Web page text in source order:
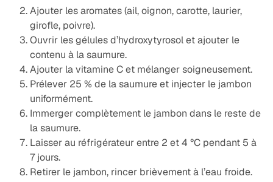
Ajouter les aromates (ail, oignon, carotte, laurier,
girofle, poivre).
Ouvrir les gélules d’hydroxytyrosol et ajouter le
contenu à la saumure.
Ajouter la vitamine C et mélanger soigneusement.
Prélever 25 % de la saumure et injecter le jambon
uniformément.
Immerger complètement le jambon dans le reste de
la saumure.
Laisser au réfrigérateur entre 2 et 4 °C pendant 5 à
7 jours.
Retirer le jambon, rincer brièvement à l’eau froide.